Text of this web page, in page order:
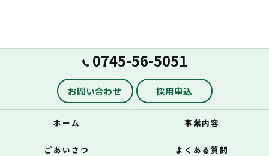
0745-56-5051
お問い合わせ 採用申込
ホーム 事業内容
ごあいさつ よくある質問